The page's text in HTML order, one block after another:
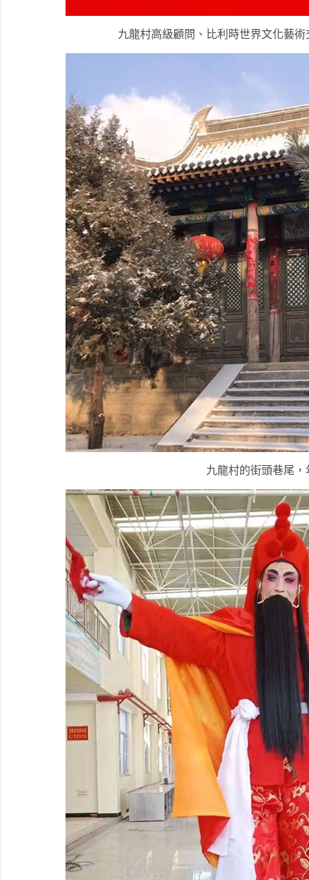
九龍村高級顧問、比利時世界文化藝
九龍村的街頭巷尾，